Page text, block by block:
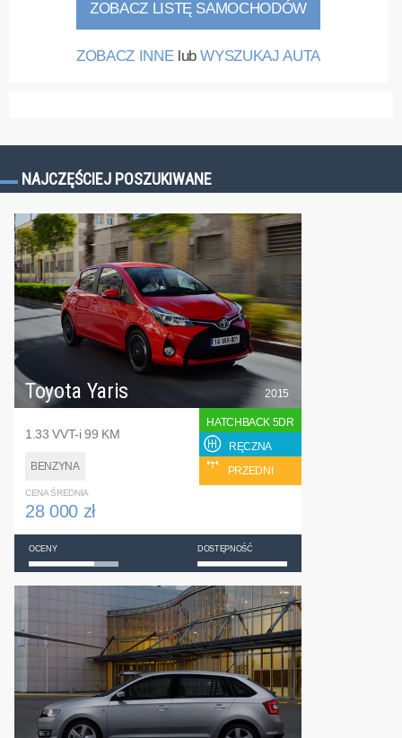
ZOBACZ LISTĘ SAMOCHODÓW
ZOBACZ INNElubWYSZUKAJ AUTA
NAJCZĘŚCIEJ POSZUKIWANE
Toyota Yaris
1.33 VVT-i 99 KM
BENZYNA
2015
HATCHBACK 5DR
RĘCZNA
PRZEDNI
CENA ŚREDNIA
28 000 zł
OCENY DOSTĘPNOŚĆ